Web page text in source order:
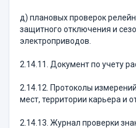
д) плановых проверок
защитного отключения и
электроприводов.
2.14.11. Документ по учету
2.14.12. Протоколы
мест, территории карьера и
2.14.13. Журнал проверки